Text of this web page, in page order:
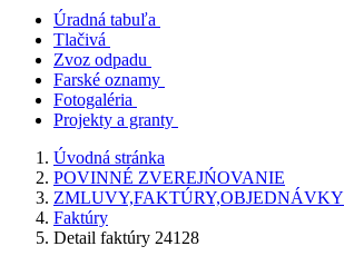
Úradná tabuľa
Tlačivá
Zvoz odpadu
Farské oznamy
Fotogaléria
Projekty a granty
Úvodná stránka
POVINNÉ ZVEREJŃOVANIE
ZMLUVY,FAKTÚRY,OBJEDNÁVKY
Faktúry
Detail faktúry 24128